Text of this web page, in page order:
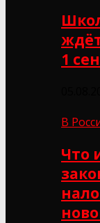
1
В
Что